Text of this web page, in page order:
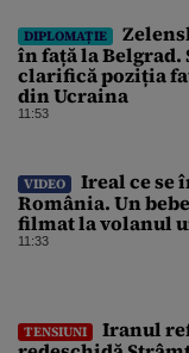
DIPLOMAȚIE
în față la Belgrad.
clarifică poziția
din Ucraina
11:53
VIDEO
Ireal ce se
România. Un
filmat la volanul
11:33
TENSIUNI
Iranul